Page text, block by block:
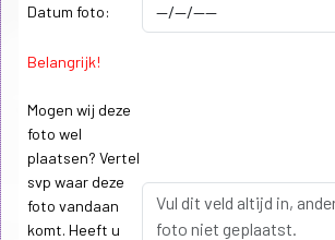
Datum foto:
Belangrijk!
Mogen wij deze
foto wel
plaatsen? Vertel
svp waar deze
foto vandaan
komt. Heeft u